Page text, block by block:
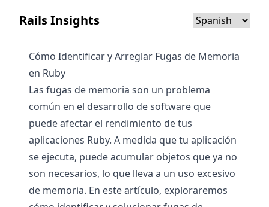
Rails Insights
Cómo Identificar y Arreglar Fugas de Memoria
en Ruby
Las fugas de memoria son un problema
común en el desarrollo de software que
puede afectar el rendimiento de tus
aplicaciones Ruby. A medida que tu aplicación
se ejecuta, puede acumular objetos que ya no
son necesarios, lo que lleva a un uso excesivo
de memoria. En este artículo, exploraremos